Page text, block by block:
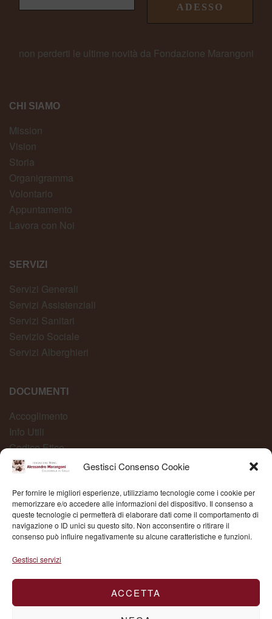
Gestisci Consenso Cookie
Per fornire le migliori esperienze, utilizziamo tecnologie come i cookie per
memorizzare e/o accedere alle informazioni del dispositivo. Il consenso a
queste tecnologie ci permetterà di elaborare dati come il comportamento di
navigazione o ID unici su questo sito. Non acconsentire o ritirare il
consenso può influire negativamente su alcune caratteristiche e funzioni.
Gestisci servizi
ACCETTA
CHI SIAMO
Mission
Vision
Storia
Organigramma
Volontario
Appuntamento
Lavora con Noi
SERVIZI
Servizi Generali
Servizi Assistenziali
Servizi Sanitari
Servizio Sociale
Servizi Alberghieri
DOCUMENTI
Accoglimento
Info Utili
Codice Etico
Carta dei Servizi
Whistleblowing
non perderti le ultime novità da Fondazione Marangoni
Fond. Mons. Alessandro Marangoni © 2025 | P.IVA